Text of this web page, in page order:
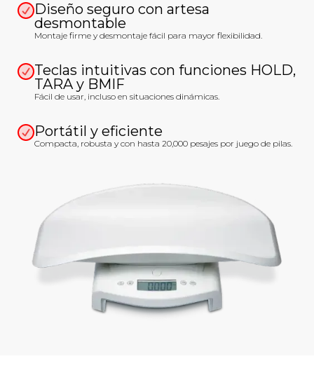
Diseño seguro con artesa
desmontable
Montaje firme y desmontaje fácil para mayor flexibilidad.
Teclas intuitivas con funciones HOLD,
TARA y BMIF
Fácil de usar, incluso en situaciones dinámicas.
Portátil y eficiente
Compacta, robusta y con hasta 20,000 pesajes por juego de pilas.